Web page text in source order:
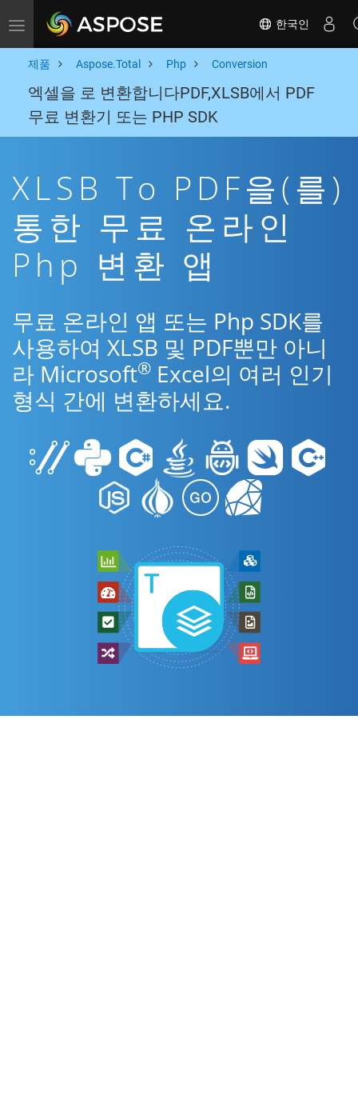
Toggle navigation 한국인
제품 Aspose.Total Php Conversion
엑셀을 로 변환합니다PDF,XLSB에서 PDF
무료 변환기 또는 PHP SDK
XLSB To PDF을(를)
통한 무료 온라인
Php 변환 앱
무료 온라인 앱 또는 Php SDK를
사용하여 XLSB 및 PDF뿐만 아니
라 Microsoft® Excel의 여러 인기
형식 간에 변환하세요.